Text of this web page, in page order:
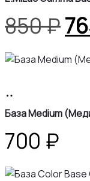
850₽
корзину
База Medium
700 ₽